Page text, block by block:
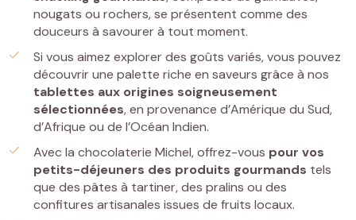
nougats ou rochers, se présentent comme des
douceurs à savourer à tout moment.
Si vous aimez explorer des goûts variés, vous pouvez
découvrir une palette riche en saveurs grâce à nos
tablettes aux origines soigneusement
sélectionnées, en provenance d’Amérique du Sud,
d’Afrique ou de l’Océan Indien.
Avec la chocolaterie Michel, offrez-vous pour vos
petits-déjeuners des produits gourmands tels
que des pâtes à tartiner, des pralins ou des
confitures artisanales issues de fruits locaux.